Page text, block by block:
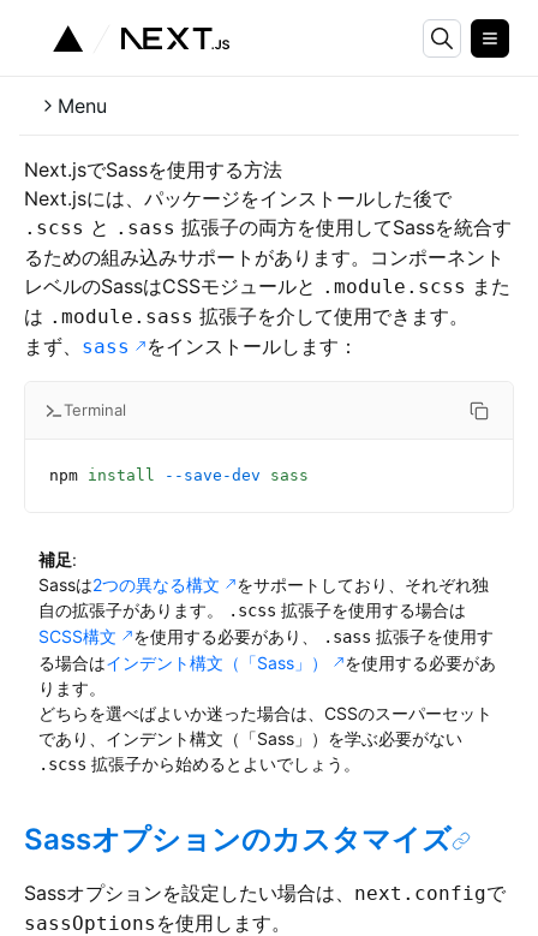
Menu
Next.jsでSassを使用する方法
Next.jsには、パッケージをインストールした後で
.scss と .sass 拡張子の両方を使用してSassを統合す
るための組み込みサポートがあります。コンポーネント
レベルのSassはCSSモジュールと .module.scss また
は .module.sass 拡張子を介して使用できます。
まず、 sass をインストールします：
Terminal
npm install --save-dev sass
補足:
Sassは2つの異なる構文
をサポートしており、それぞれ独
自の拡張子があります。
.scss 拡張子を使用する場合は
SCSS構文
を使用する必要があり、 .sass 拡張子を使用す
る場合はインデント構文（「Sass」）
を使用する必要があ
ります。
どちらを選べばよいか迷った場合は、CSSのスーパーセット
であり、インデント構文（「Sass」）を学ぶ必要がない
.scss 拡張子から始めるとよいでしょう。
Sassオプションのカスタマイズ
Sassオプションを設定したい場合は、 next.configで
sassOptions を使用します。